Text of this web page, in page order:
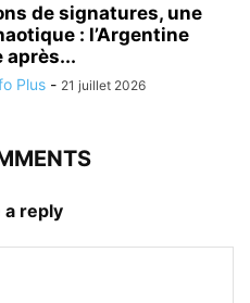
de signatures, une
: l’Argentine
après...
Plus - 21 juillet 2026
a reply